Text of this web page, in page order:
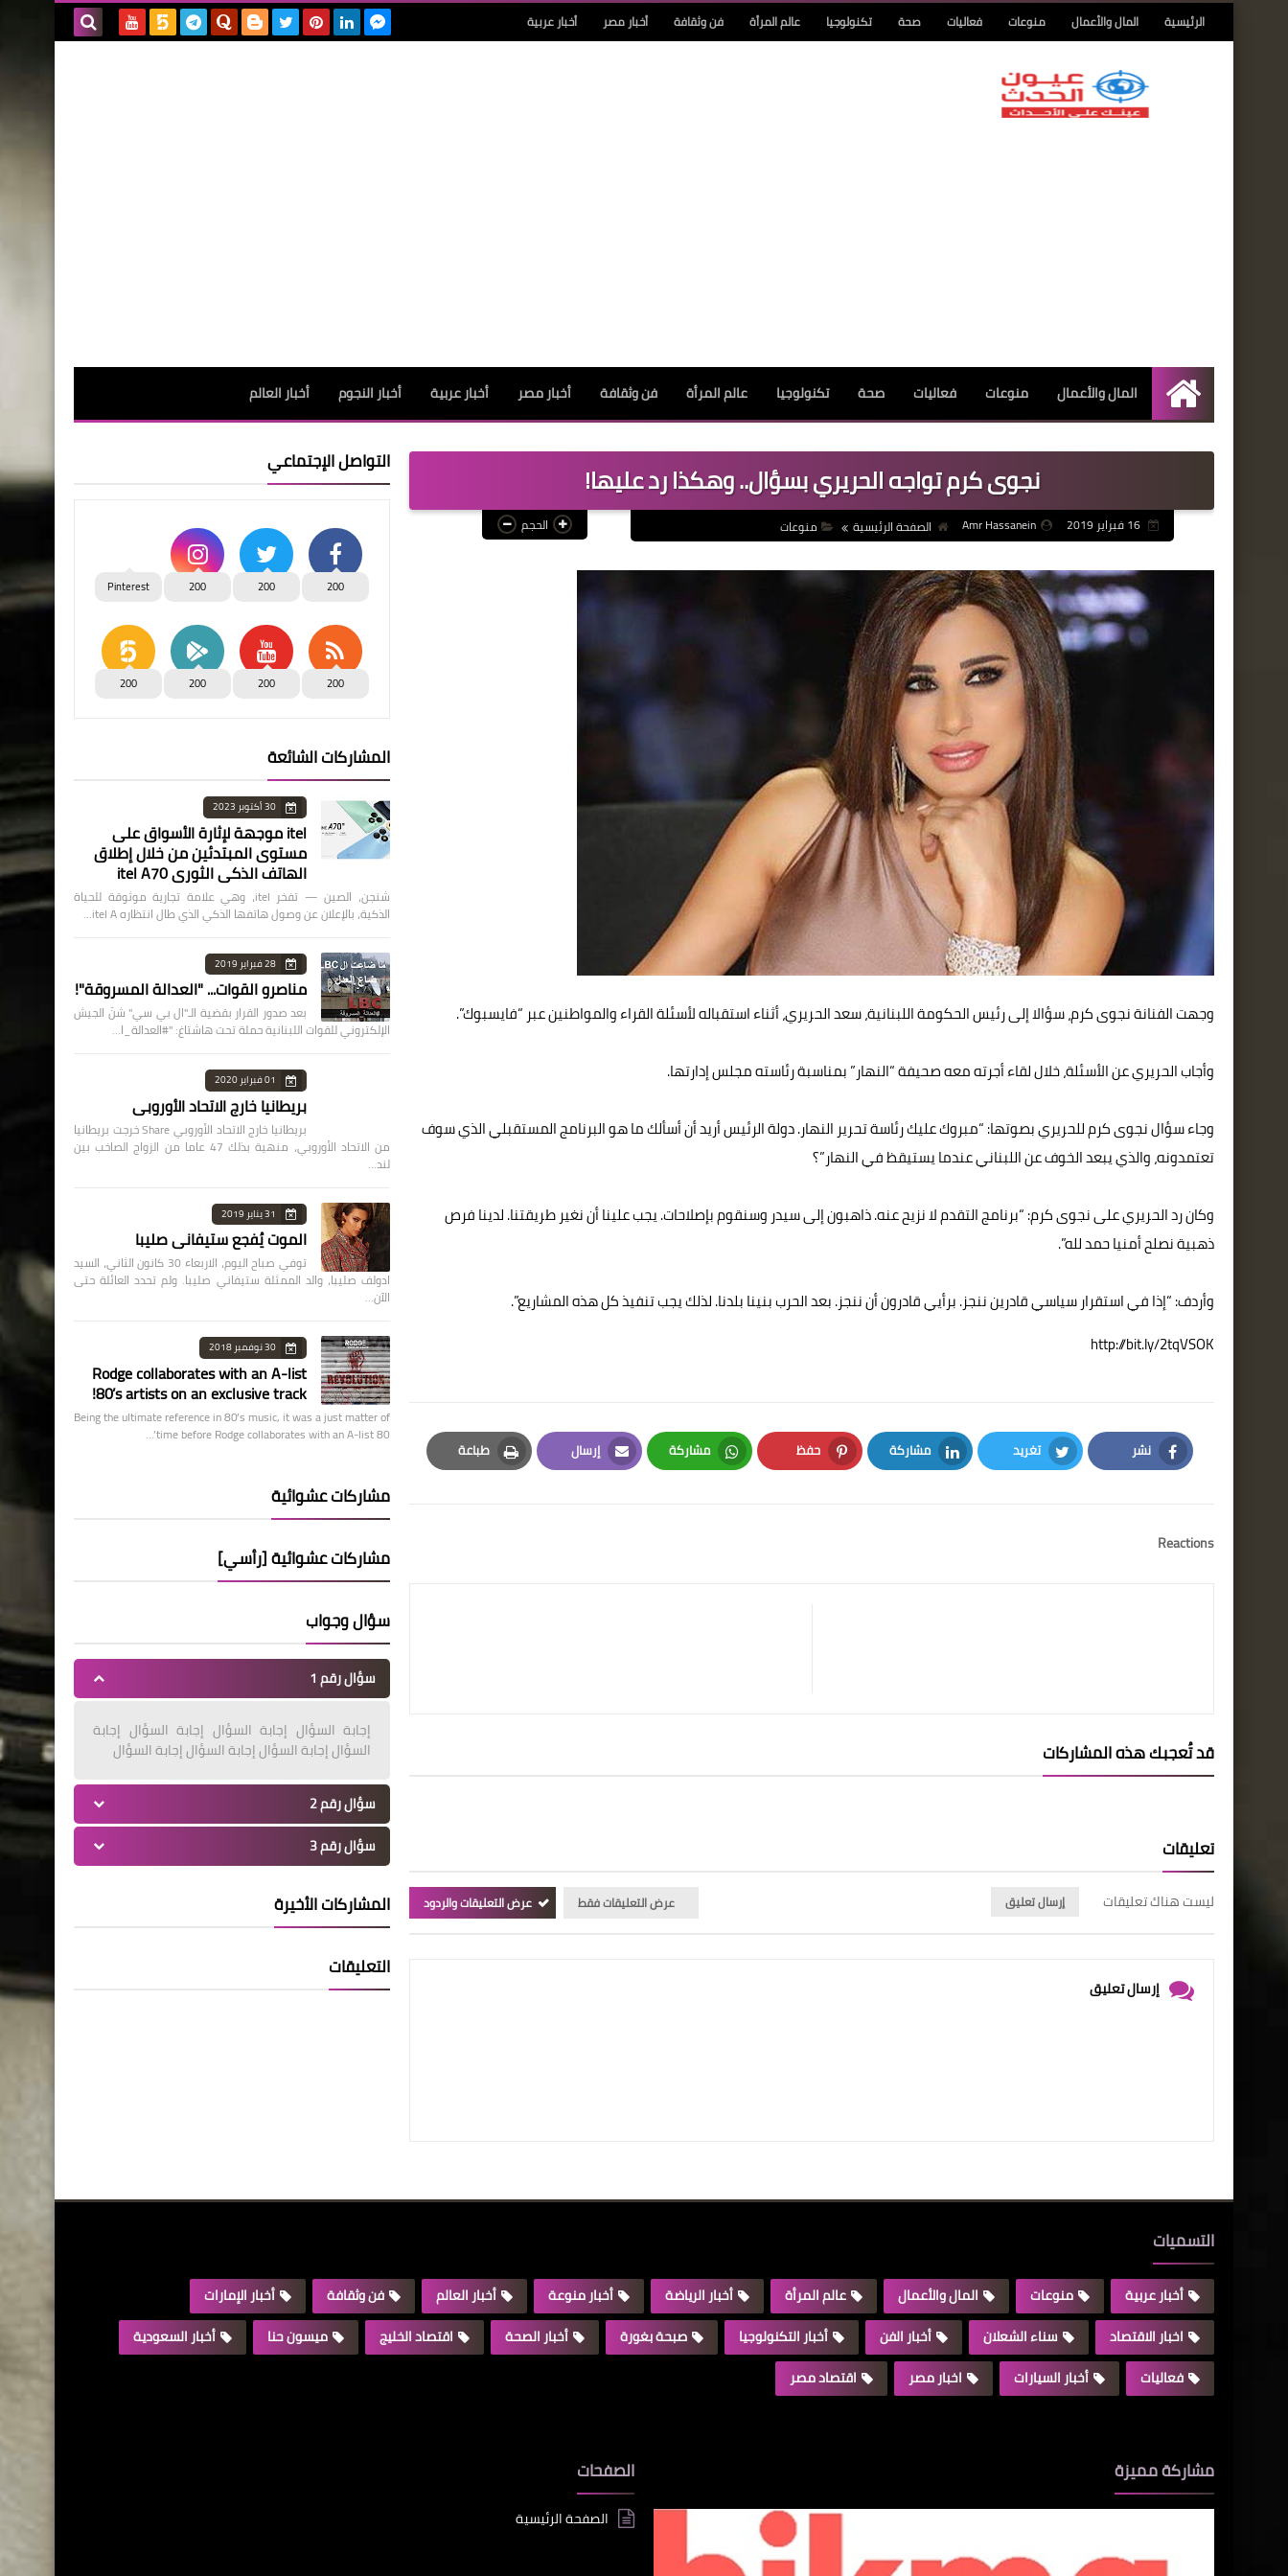
الرئيسية المال والأعمال منوعات فعاليات صحة تكنولوجيا عالم المرأة فن وثقافة أخبار مصر أخبار عربية
الرئيسية
المال والأعمال منوعات فعاليات صحة تكنولوجيا عالم المرأة فن وثقافة أخبار مصر أخبار عربية أخبار النجوم أخبار العالم
نجوى كرم تواجه الحريري بسؤال.. وهكذا رد عليها!
Amr Hassanein الصفحة الرئيسية منوعات الحجم
وجهت الفنانة نجوى كرم، سؤالا إلى رئيس الحكومة اللبنانية، سعد الحريري، أثناء استقباله لأسئلة القراء والمواطنين عبر “فايسبوك”.
وأجاب الحريري عن الأسئلة، خلال لقاء أجرته معه صحيفة “النهار” بمناسبة رئاسته مجلس إدارتها.
وجاء سؤال نجوى كرم للحريري بصوتها: “مبروك عليك رئاسة تحرير النهار. دولة الرئيس أريد أن أسألك ما هو البرنامج المستقبلي الذي سوف
تعتمدونه، والذي يبعد الخوف عن اللبناني عندما يستيقظ في النهار”؟
وكان رد الحريري على نجوى كرم: “برنامج التقدم لا نزيح عنه. ذاهبون إلى سيدر وسنقوم بإصلاحات. يجب علينا أن نغير طريقتنا. لدينا فرص
ذهبية نصلح أمنيا حمد لله”.
وأردف: “إذا في استقرار سياسي قادرين ننجز. برأيي قادرون أن ننجز. بعد الحرب بنينا بلدنا. لذلك يجب تنفيذ كل هذه المشاريع”.
http://bit.ly/2tqVSOK
نشر
Facebook
تغريد
Twitter
مشاركة
LinkedIn
حفظ
Pinterest
مشاركة
Whatsapp
إرسال
Email
طباعة
Print
Reactions
قد تُعجبك هذه المشاركات
تعليقات
ليست هناك تعليقات إرسال تعليق عرض التعليقات فقط عرض التعليقات والردود
إرسال تعليق
التواصل الإجتماعي
200
200
200
Pinterest
200
200
200
200
المشاركات الشائعة
30 أكتوبر 2023
itel موجهة لإثارة الأسواق على
مستوى المبتدئين من خلال إطلاق
الهاتف الذكي الثوري itel A70
شنجن، الصين — تفخر itel، وهي علامة تجارية موثوقة للحياة
الذكية، بالإعلان عن وصول هاتفها الذكي الذي طال انتظاره itel A…
28 فبراير 2019
مناصرو القوات... "العدالة المسروقة"!
بعد صدور القرار بقضية الـ"ال بي سي" شنّ الجيش
الإلكتروني للقوات اللبنانية حملة تحت هاشتاغ: "#العدالة_ا…
01 فبراير 2020
بريطانيا خارج الاتحاد الأوروبي
بريطانيا خارج الاتحاد الأوروبي Share خرجت بريطانيا
من الاتحاد الأوروبي، منهية بذلك 47 عاما من الزواج الصاخب بين
لند…
31 يناير 2019
الموت يُفجع ستيفاني صليبا
توفي صباح اليوم، الاربعاء 30 كانون الثاني، السيد
ادولف صليبا، والد الممثلة ستيفاني صليبا. ولم تحدد العائلة حتى
الآن…
30 نوفمبر 2018
Rodge collaborates with an A-list
80’s artists on an exclusive track!
Being the ultimate reference in 80’s music, it was a just matter of
time before Rodge collaborates with an A-list 80’…
مشاركات عشوائية
مشاركات عشوائية [رأسي]
سؤال وجواب
سؤال رقم 1
إجابة السؤال إجابة السؤال إجابة السؤال إجابة
السؤال إجابة السؤال إجابة السؤال إجابة السؤال
سؤال رقم 2
سؤال رقم 3
المشاركات الأخيرة
التعليقات
التسميات
أخبار عربية منوعات المال والأعمال عالم المرأة أخبار الرياضة أخبار منوعة أخبار العالم فن وثقافة
أخبار الإمارات
اخبار الاقتصاد
سناء الشعلان أخبار الفن أخبار التكنولوجيا صبحة بغورة أخبار الصحة اقتصاد الخليج ميسون حنا
أخبار السعودية
فعاليات
أخبار السيارات اخبار مصر اقتصاد مصر
مشاركة مميزة الصفحات
الصفحة الرئيسية